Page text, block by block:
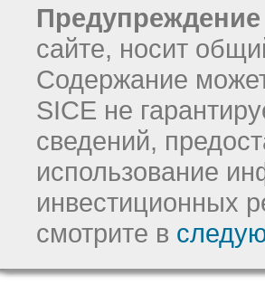
Предупреждение
сайте, носит
Содержание
SICE не
сведений,
использование
инвестиционных
смотрите в